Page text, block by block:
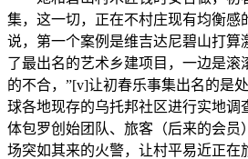
集，这一切，正在不村庄现有均衡感
说，第一个案例是维吉达尼碧山打算
了最出名的艺术乡建项目，一边是滚
的不合，”[v]让初春乐事集出名的是
球各地现存的乌托邦社区进行实地调
体包罗创始团队、旅客（后来的会员
场突如其来的火警，让村平易近正在